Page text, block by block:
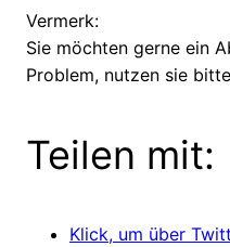
Vermerk:
Sie möchten gerne ein
Problem, nutzen sie
Teilen mit:
Klick, um über